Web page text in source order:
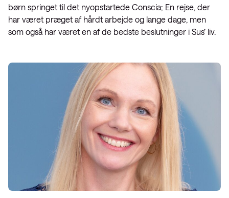
børn springet til det nyopstartede Conscia; En rejse, der
har været præget af hårdt arbejde og lange dage, men
som også har været en af de bedste beslutninger i Sus’ liv.